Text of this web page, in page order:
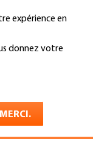
expérience en
donnez votre
Recherche